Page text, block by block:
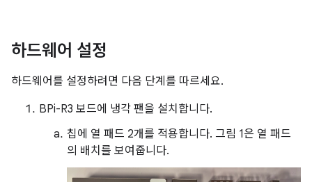
하드웨어 설정
하드웨어를 설정하려면 다음 단계를 따르세요.
BPi-R3 보드에 냉각 팬을 설치합니다.
칩에 열 패드 2개를 적용합니다. 그림 1은 열 패드
의 배치를 보여줍니다.